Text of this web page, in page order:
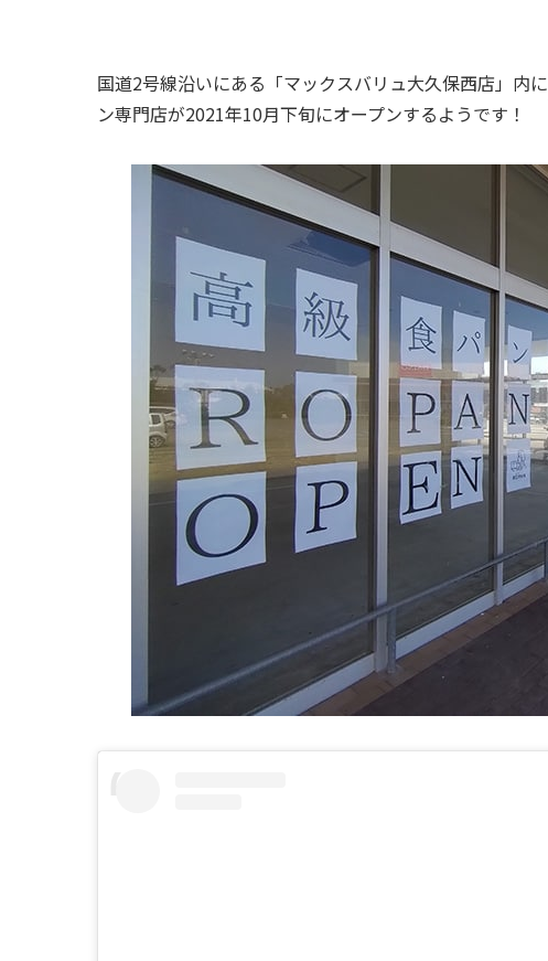
国道2号線沿いにある「マックスバリュ大久保西店」内に
ン専門店が2021年10月下旬にオープンするようです！